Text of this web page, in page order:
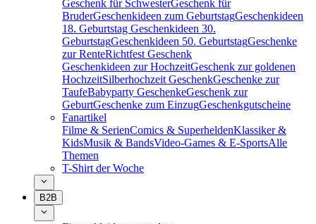
Geschenk für SchwesterGeschenk für
BruderGeschenkideen zum GeburtstagGeschenkideen
18. Geburtstag Geschenkideen 30.
GeburtstagGeschenkideen 50. GeburtstagGeschenke
zur RenteRichtfest Geschenk
Geschenkideen zur HochzeitGeschenk zur goldenen
HochzeitSilberhochzeit GeschenkGeschenke zur
TaufeBabyparty GeschenkeGeschenk zur
GeburtGeschenke zum EinzugGeschenkgutscheine
Fanartikel
Filme & SerienComics & SuperheldenKlassiker &
KidsMusik & BandsVideo-Games & E-SportsAlle
Themen
T-Shirt der Woche
B2B